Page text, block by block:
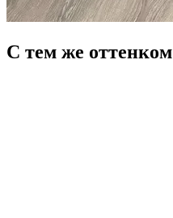
С тем же оттенком